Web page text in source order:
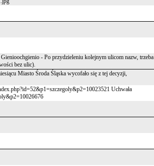
- Po przydzieleniu kolejnym ulicom nazw, trzeba
bez ulic).
Miasto Środa Śląska wycofało się z tej decyzji,
Uchwała